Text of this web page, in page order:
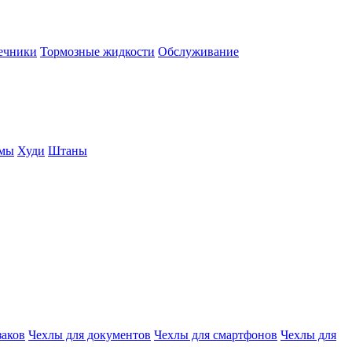
Тормозные жидкости Обслуживание
Худи Штаны
Чехлы для документов Чехлы для смартфонов Чехлы для